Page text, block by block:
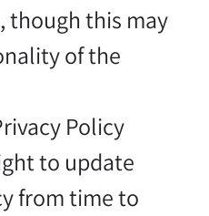
though this may
of the
Policy
to update
from time to